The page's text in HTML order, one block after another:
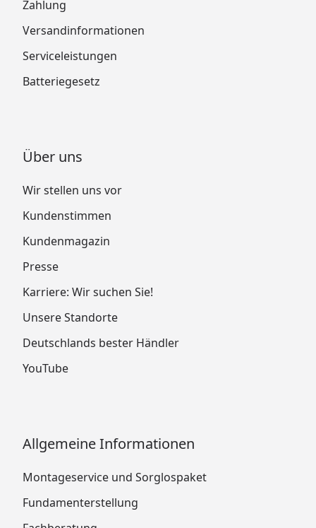
Zahlung
Versandinformationen
Serviceleistungen
Batteriegesetz
Über uns
Wir stellen uns vor
Kundenstimmen
Kundenmagazin
Presse
Karriere: Wir suchen Sie!
Unsere Standorte
Deutschlands bester Händler
YouTube
Allgemeine Informationen
Montageservice und Sorglospaket
Fundamenterstellung